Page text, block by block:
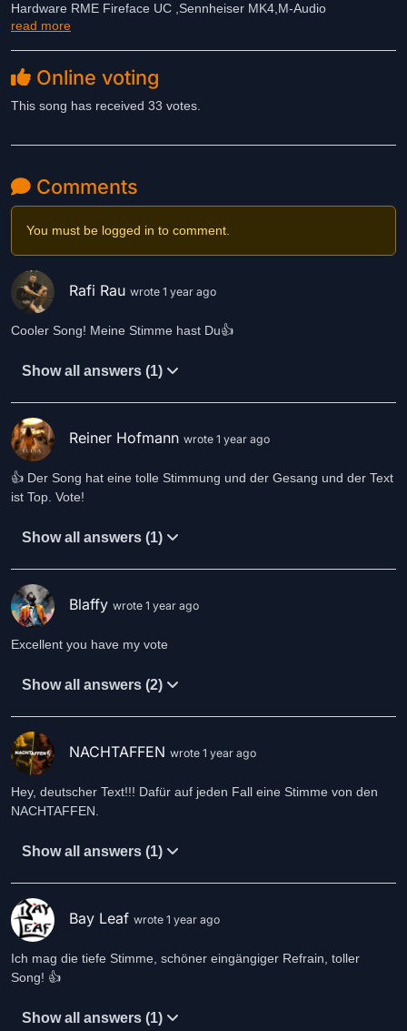
Hardware RME Fireface UC ,Sennheiser MK4,M-Audio
Keystation88
ein schönes Wochenende.
read more
Online voting
This song has received 33 votes.
Comments
You must be logged in to comment.
Rafi Rau wrote 1 year ago
Cooler Song! Meine Stimme hast Du👍
Show all answers (1)
Reiner Hofmann wrote 1 year ago
👍 Der Song hat eine tolle Stimmung und der Gesang und der Text
ist Top. Vote!
Show all answers (1)
Blaffy wrote 1 year ago
Excellent you have my vote
Show all answers (2)
NACHTAFFEN wrote 1 year ago
Hey, deutscher Text!!! Dafür auf jeden Fall eine Stimme von den
NACHTAFFEN.
Show all answers (1)
Bay Leaf wrote 1 year ago
Ich mag die tiefe Stimme, schöner eingängiger Refrain, toller
Song! 👍
Show all answers (1)